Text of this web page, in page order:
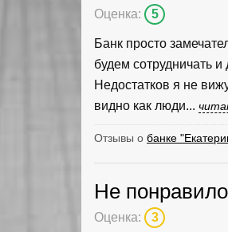
Оценка: 5
Банк просто
будем сотрудничать
Недостатков я не
видно как люди...
Отзывы о банке
Не
Оценка: 3